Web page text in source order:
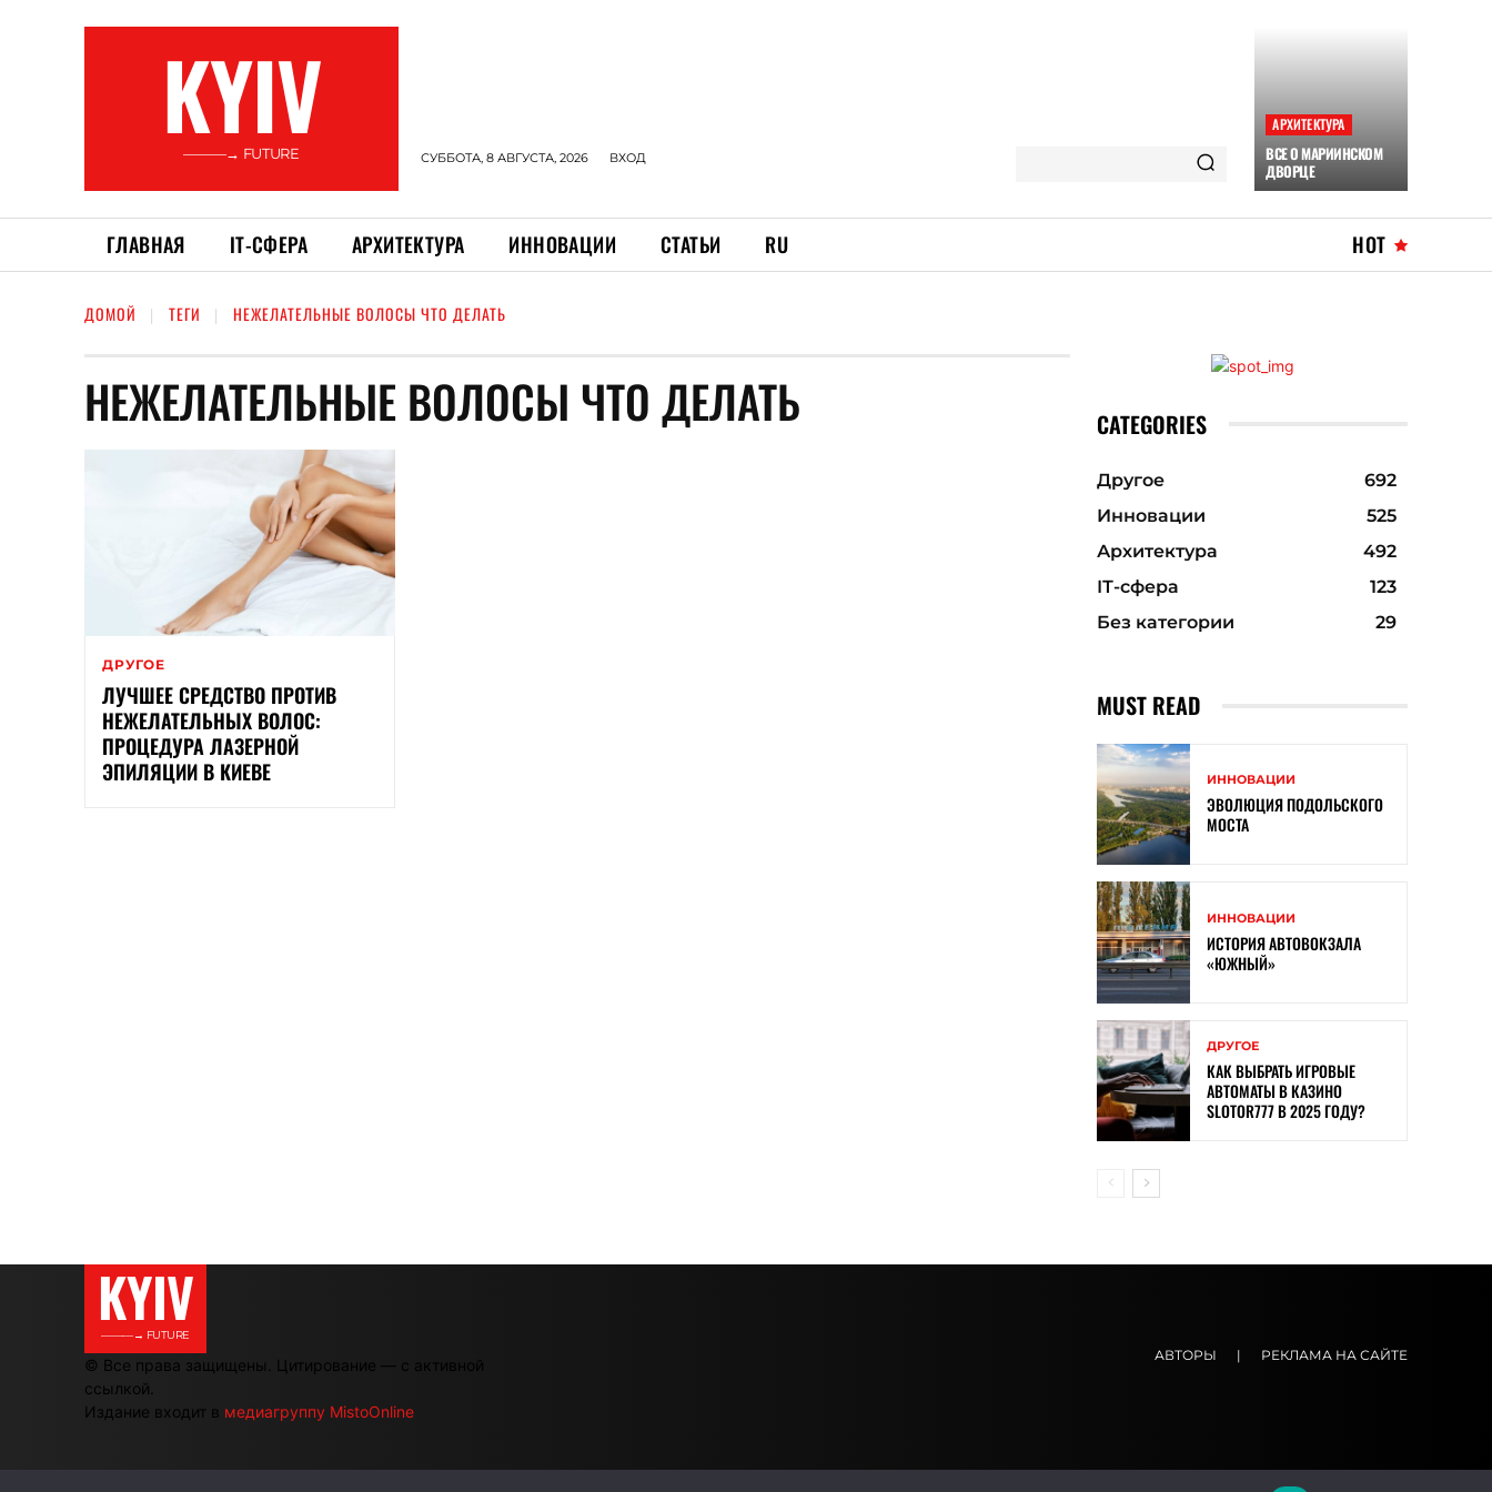
KYIV
———→ FUTURE СУББОТА, 8 АВГУСТА, 2026 ВХОД
АРХИТЕКТУРА
ВСЕ О МАРИИНСКОМ
ДВОРЦЕ
ГЛАВНАЯ ІТ-СФЕРА АРХИТЕКТУРА ИННОВАЦИИ СТАТЬИ RU HOT
ДОМОЙ ТЕГИ НЕЖЕЛАТЕЛЬНЫЕ ВОЛОСЫ ЧТО ДЕЛАТЬ
НЕЖЕЛАТЕЛЬНЫЕ ВОЛОСЫ ЧТО ДЕЛАТЬ
ДРУГОЕ
ЛУЧШЕЕ СРЕДСТВО ПРОТИВ
НЕЖЕЛАТЕЛЬНЫХ ВОЛОС:
ПРОЦЕДУРА ЛАЗЕРНОЙ
ЭПИЛЯЦИИ В КИЕВЕ
CATEGORIES
Другое
692
Инновации
525
Архитектура
492
ІТ-сфера
123
Без категории
29
MUST READ
ИННОВАЦИИ
ЭВОЛЮЦИЯ ПОДОЛЬСКОГО
МОСТА
ИННОВАЦИИ
ИСТОРИЯ АВТОВОКЗАЛА
«ЮЖНЫЙ»
ДРУГОЕ
КАК ВЫБРАТЬ ИГРОВЫЕ
АВТОМАТЫ В КАЗИНО
SLOTOR777 В 2025 ГОДУ?
KYIV
———→ FUTURE
© Все права защищены. Цитирование — с активной
ссылкой.
Издание входит в медиагруппу MistoOnline
АВТОРЫ | РЕКЛАМА НА САЙТЕ